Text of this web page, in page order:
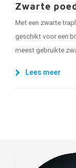
Zwarte
Met een zwarte
geschikt voor een
meest gebruikte
Lees meer